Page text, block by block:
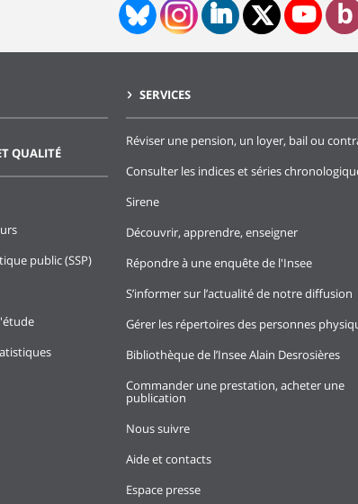
QUALITÉ
public (SSP)
SERVICES
Réviser une pension, un loyer, bail ou
Consulter les indices et séries
Sirene
Découvrir, apprendre, enseigner
Répondre à une enquête de l'Insee
S’informer sur l’actualité de notre diffusion
Gérer les répertoires des personnes
Bibliothèque de l’Insee Alain Desrosières
Commander une prestation, acheter une
publication
Nous suivre
Aide et contacts
Espace presse